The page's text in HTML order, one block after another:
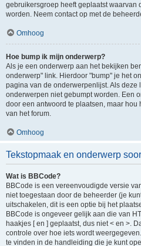
gebruikersgroep heeft geplaatst waarvan
worden. Neem contact op met de
Omhoog
Hoe bump ik mijn onderwerp?
Als je een onderwerp aan het bekijken
onderwerp" link. Hierdoor "bump" je het
pagina van de onderwerpenlijst. Als deze
onderwerpen niet gebumpt worden. Een
door een antwoord te plaatsen, maar
van het forum.
Omhoog
Tekstopmaak en onderwerp
Wat is BBCode?
BBCode is een vereenvoudigde versie
niet toegestaan door de beheerder (je
uitschakelen, dit is een optie bij het
BBCode is ongeveer gelijk aan die van
haakjes [ en ] geplaatst, dus niet < en >.
controle over hoe iets wordt
te vinden in de handleiding die je kunt